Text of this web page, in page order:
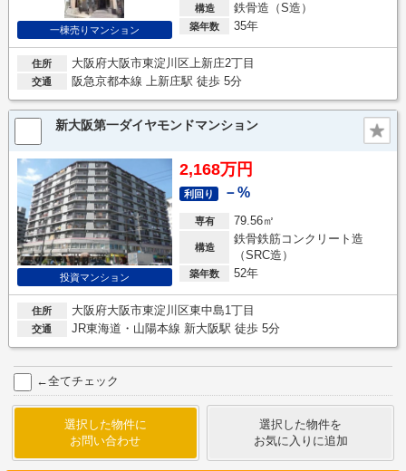
一棟売りマンション
構造 鉄骨造（S造）
築年数 35年
住所 大阪府大阪市東淀川区上新庄2丁目
交通 阪急京都本線 上新庄駅 徒歩 5分
新大阪第一ダイヤモンドマンション
投資マンション
2,168万円
利回り －%
専有 79.56㎡
構造
鉄骨鉄筋コンクリート造
（SRC造）
築年数 52年
住所 大阪府大阪市東淀川区東中島1丁目
交通 JR東海道・山陽本線 新大阪駅 徒歩 5分
←全てチェック
選択した物件に
お問い合わせ
選択した物件を
お気に入りに追加